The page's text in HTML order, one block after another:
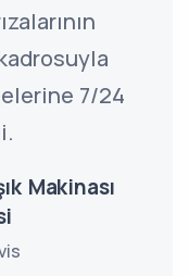
7/24
Makinası